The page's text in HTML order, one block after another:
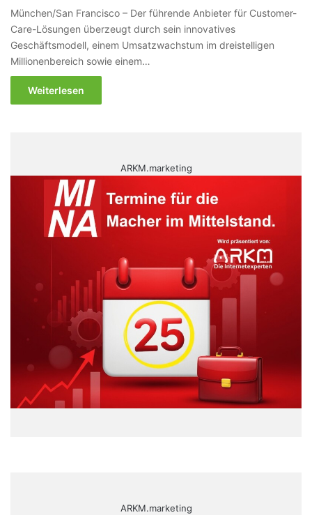
München/San Francisco – Der führende Anbieter für Customer-
Care-Lösungen überzeugt durch sein innovatives
Geschäftsmodell, einem Umsatzwachstum im dreistelligen
Millionenbereich sowie einem…
Weiterlesen
ARKM.marketing
ARKM.marketing